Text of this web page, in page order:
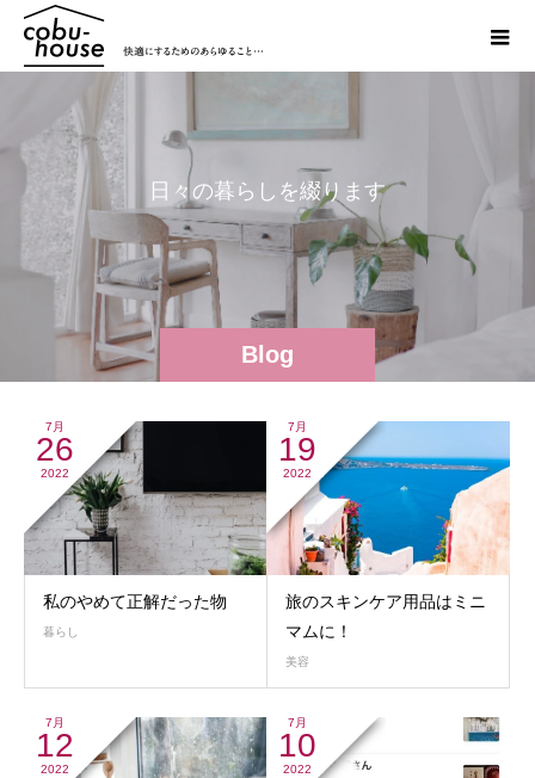
Blog
日 々 の暮 ら し を綴り ま す
7月
26
2022
私のやめて正解だった物
暮らし
7月
19
2022
旅のスキンケア用品はミニ
マムに！
美容
7月
12
2022
7月
10
2022